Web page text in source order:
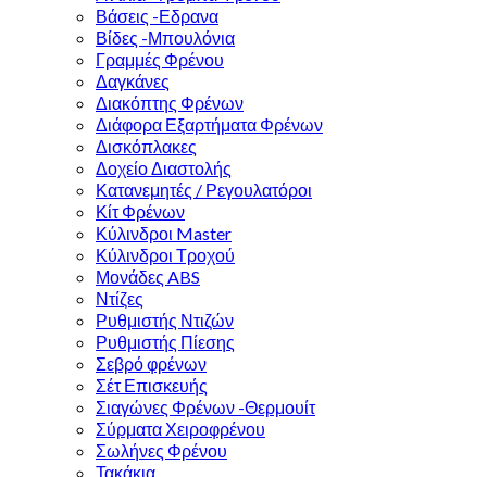
Βάσεις -Εδρανα
Βίδες -Μπουλόνια
Γραμμές Φρένου
Δαγκάνες
Διακόπτης Φρένων
Διάφορα Εξαρτήματα Φρένων
Δισκόπλακες
Δοχείο Διαστολής
Κατανεμητές / Ρεγουλατόροι
Κίτ Φρένων
Κύλινδροι Master
Κύλινδροι Τροχού
Μονάδες ABS
Ντίζες
Ρυθμιστής Ντιζών
Ρυθμιστής Πίεσης
Σεβρό φρένων
Σέτ Επισκευής
Σιαγώνες Φρένων -Θερμουίτ
Σύρματα Χειροφρένου
Σωλήνες Φρένου
Τακάκια